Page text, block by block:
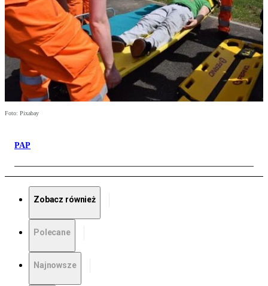
Foto: Pixabay
PAP
Zobacz również
Polecane
Najnowsze